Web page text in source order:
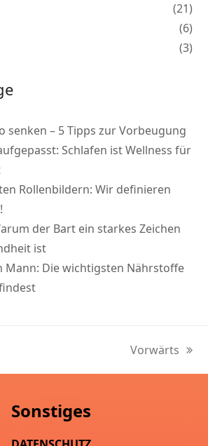
(21)
(6)
(3)
senken – 5 Tipps zur Vorbeugung
Schlafen ist Wellness für
Rollenbildern: Wir definieren
der Bart ein starkes Zeichen
ist
Mann: Die wichtigsten Nährstoffe
Nächster
Beitrag:
Vorwärts
Sonstiges